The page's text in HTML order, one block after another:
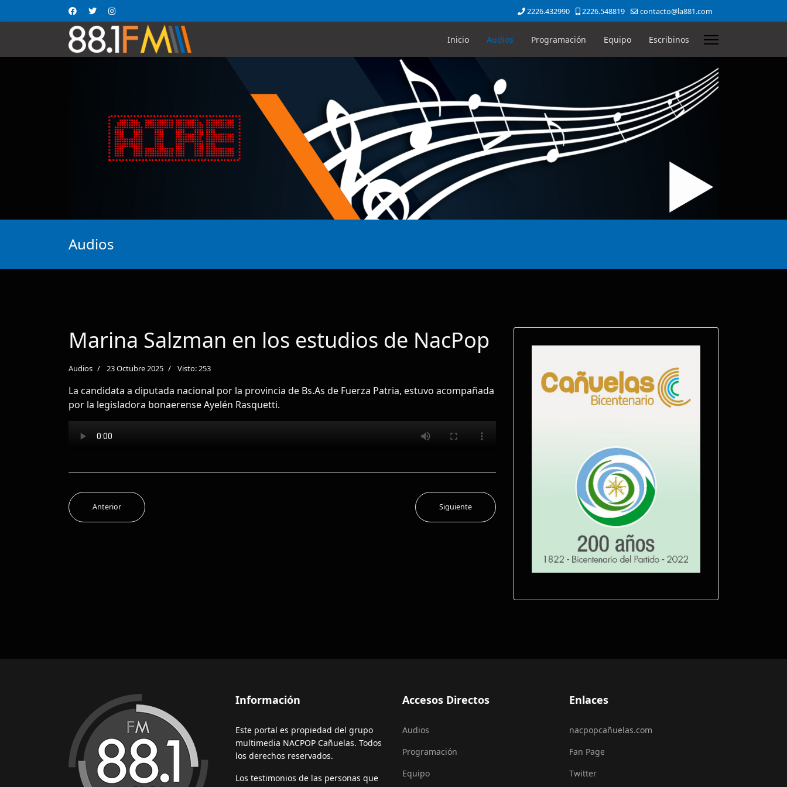
2226.432990 2226.548819 contacto@la881.com
Inicio Audios Programación Equipo Escribinos
Audios
Marina Salzman en los estudios de NacPop
Audios 23 Octubre 2025 Visto: 253
La candidata a diputada nacional por la provincia de Bs.As de Fuerza Patria, estuvo acompañada
por la legisladora bonaerense Ayelén Rasquetti.
Anterior Siguiente
Información
Este portal es propiedad del grupo
multimedia NACPOP Cañuelas. Todos
los derechos reservados.
Los testimonios de las personas que
Accesos Directos
Audios
Programación
Equipo
Enlaces
nacpopcañuelas.com
Fan Page
Twitter